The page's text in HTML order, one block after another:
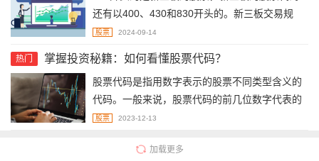
头的股票，科创板股票的代码以688开头。
还有以400、430和830开头的。新三板交易规
则：股票转让可以采取协议方式、做市方式、竞
数量应为1000股或其整数倍，卖出时如剩余部分
不足1000股，应一次性卖出。有效报价区间为特
定价格的上下20%以内。
股票 2024-09-14
热门 掌握投资秘籍：如何看懂股票代码？
股票代码是指用数字表示的股票不同类型含义的
代码。一般来说，股票代码的前几位数字代表的
就是不同的含义，主要提现在以下方面：沪市股
头；中小板股票代码以002开头；创业板股票代
股票 2023-12-13
加载更多